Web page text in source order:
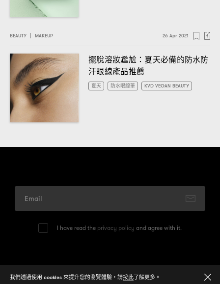
BEAUTY MAKEUP 26 Apr 2021
擺脫溶妝尷尬： 夏天必備的防水防
汗眼線產品推薦
夏天 防水眼線筆 KVD VEGAN BEAUTY
I have read the privacy policy and agree with it.
我們透過使用 cookies 來提升您的瀏覽體驗，請按此了解更多。